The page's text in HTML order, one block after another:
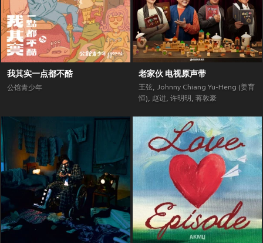
我其实一点都不酷
公馆青少年
老家伙 电视原声带
王弦, Johnny Chiang Yu-Heng (姜育
恒), 赵进, 许明明 , 蒋敦豪